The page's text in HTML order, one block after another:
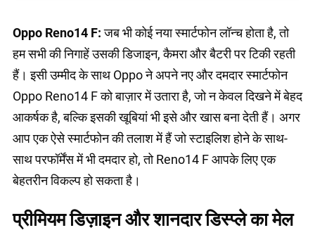
Oppo Reno14 F:जब भी कोई नया स्मार्टफोन लॉन्च होता है, तो
हम सभी की निगाहें उसकी डिजाइन, कैमरा और बैटरी पर टिकी रहती
हैं। इसी उम्मीद के साथ Oppo ने अपने नए और दमदार स्मार्टफोन
Oppo Reno14 F को बाज़ार में उतारा है, जो न केवल दिखने में बेहद
आकर्षक है, बल्कि इसकी खूबियां भी इसे और खास बना देती हैं। अगर
आप एक ऐसे स्मार्टफोन की तलाश में हैं जो स्टाइलिश होने के साथ-
साथ परफॉर्मेंस में भी दमदार हो, तो Reno14 F आपके लिए एक
बेहतरीन विकल्प हो सकता है।
प्रीमियम डिज़ाइन और शानदार डिस्प्ले का मेल